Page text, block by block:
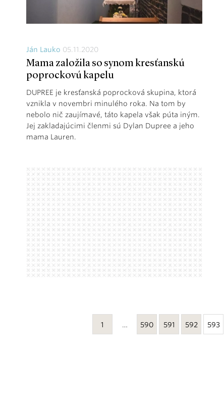
Ján Lauko 05.11.2020
Mama založila so synom kresťanskú
poprockovú kapelu
DUPREE je kresťanská poprocková skupina, ktorá
vznikla v novembri minulého roka. Na tom by
nebolo nič zaujímavé, táto kapela však púta iným.
Jej zakladajúcimi členmi sú Dylan Dupree a jeho
mama Lauren.
1 … 590 591 592 593